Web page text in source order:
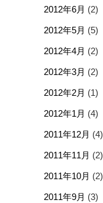
2012年6月 (2)
2012年5月 (5)
2012年4月 (2)
2012年3月 (2)
2012年2月 (1)
2012年1月 (4)
2011年12月 (4)
2011年11月 (2)
2011年10月 (2)
2011年9月 (3)